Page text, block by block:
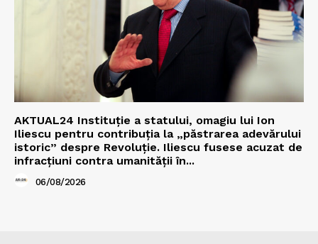
AKTUAL24 Instituție a statului, omagiu lui Ion
Iliescu pentru contribuția la „păstrarea adevărului
istoric” despre Revoluție. Iliescu fusese acuzat de
infracțiuni contra umanității în...
06/08/2026